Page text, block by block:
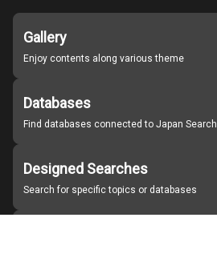
Gallery
Enjoy contents along various theme
Databases
Find databases connected to Japan Search
Designed Searches
Search for specific topics or databases